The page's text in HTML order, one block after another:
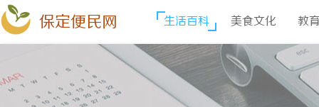
保定便民网 生活百科 美食文化 教